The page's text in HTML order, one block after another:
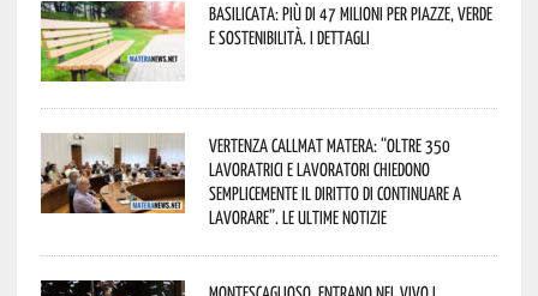
Basilicata: più di 47 milioni per piazze, verde
e sostenibilità. I dettagli
Vertenza CallMat Matera: “Oltre 350
lavoratrici e lavoratori chiedono
semplicemente il diritto di continuare a
lavorare”. Le ultime notizie